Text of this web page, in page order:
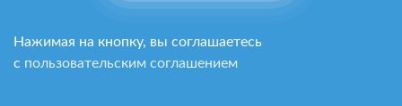
Нажимая на кнопку, вы соглашаетесь
с пользовательским соглашением